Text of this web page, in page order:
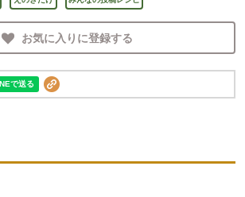
お気に入りに登録する